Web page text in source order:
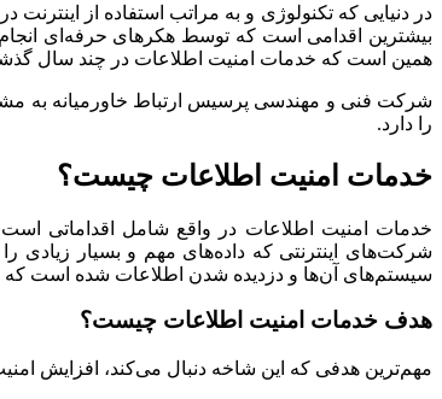
در دنیایی که تکنولوژی و به مراتب استفاده از
بیشترین اقدامی است که توسط هکرهای حرفه‌ای انجام
همین است که خدمات امنیت اطلاعات در چند سال
شرکت فنی و مهندسی پرسیس ارتباط خاورمیانه به
را دارد.
خدمات امنیت اطلاعات چیست؟
خدمات امنیت اطلاعات در واقع شامل اقداماتی
شرکت‌های اینترنتی که داده‌های مهم و بسیار زیادی
سیستم‌های آن‌ها و دزدیده شدن اطلاعات شده است که در
هدف خدمات امنیت اطلاعات چیست؟
مهم‌ترین هدفی که این شاخه دنبال می‌کند، افزایش